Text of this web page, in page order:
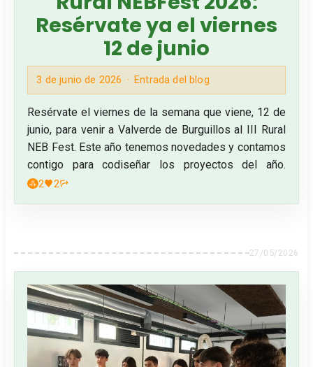
Resérvate ya el viernes
12 de junio
3 de junio de 2026 Entrada del blog
Resérvate el viernes de la semana que viene, 12 de
junio, para venir a Valverde de Burguillos al III Rural
NEB Fest. Este año tenemos novedades y contamos
contigo para codiseñar los proyectos del año.
2 2
27/05/2026